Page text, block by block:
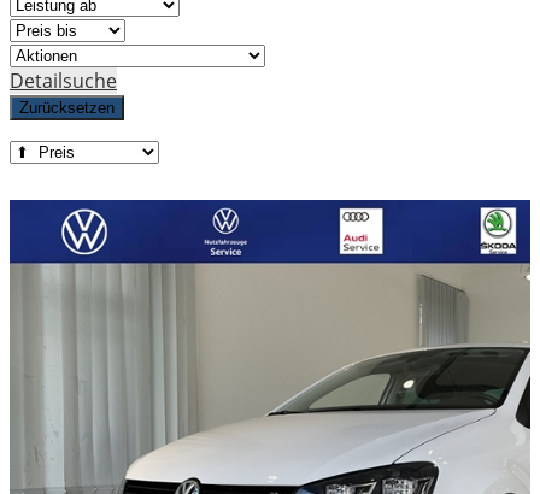
Detailsuche
Zurücksetzen